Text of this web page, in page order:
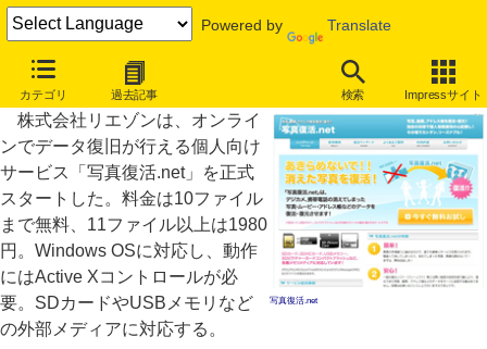
Powered by Translate
カテゴリ 過去記事 検索 Impressサイト
オンラインのデータ復旧サービス、ファイル数無制限で1980円
写真復活.net
株式会社リエゾンは、オンライ
ンでデータ復旧が行える個人向け
サービス「写真復活.net」を正式
スタートした。料金は10ファイル
まで無料、11ファイル以上は1980
円。Windows OSに対応し、動作
にはActive Xコントロールが必
要。SDカードやUSBメモリなど
の外部メディアに対応する。